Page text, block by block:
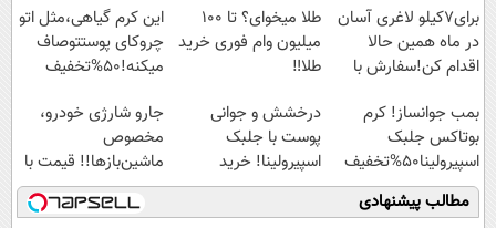
برای7کیلو لاغری آسان
در ماه همین حالا
اقدام کن!سفارش با
طلا میخوای؟ تا 100
میلیون وام فوری خرید
طلا‼️
این کرم گیاهی،مثل اتو
چروکای پوستتوصاف
میکنه!50%تخفیف
بمب جوانساز! کرم
بوتاکس جلبک
اسپیرولینا50%تخفیف
درخشش و جوانی
پوست با جلبک
اسپیرولینا! خرید
محصول با تخفیف ویژه
جارو شارژی خودرو،
مخصوص
ماشین‌باز‌ها!! قیمت با
تخفیف: فقط
1,499,000
مطالب پیشنهادی